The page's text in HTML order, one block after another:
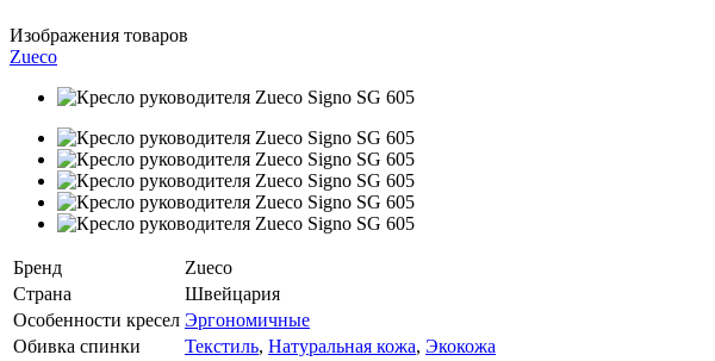
Изображения товаров
Zueco
Бренд
Zueco
Страна
Швейцария
Особенности кресел Эргономичные
Обивка спинки
Текстиль, Натуральная кожа, Экокожа